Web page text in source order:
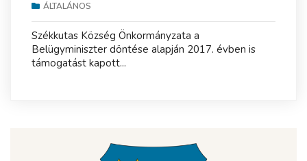
ÁLTALÁNOS
Székkutas Község Önkormányzata a
Belügyminiszter döntése alapján 2017. évben is
támogatást kapott...